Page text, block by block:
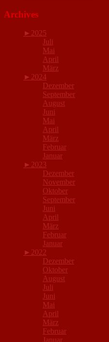
Archives
► 2025
Juli
Mai
April
März
► 2024
Dezember
September
August
Juni
Mai
April
März
Februar
Januar
► 2023
Dezember
November
Oktober
September
Juni
April
März
Februar
Januar
► 2022
Dezember
Oktober
August
Juli
Juni
Mai
April
März
Februar
Januar